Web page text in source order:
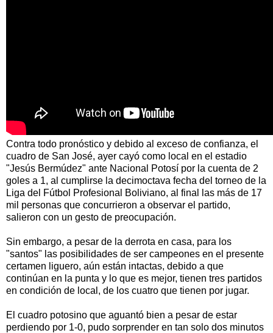
Contra todo pronóstico y debido al exceso de confianza, el
cuadro de San José, ayer cayó como local en el estadio
"Jesús Bermúdez" ante Nacional Potosí por la cuenta de 2
goles a 1, al cumplirse la decimoctava fecha del torneo de la
Liga del Fútbol Profesional Boliviano, al final las más de 17
mil personas que concurrieron a observar el partido,
salieron con un gesto de preocupación.
Sin embargo, a pesar de la derrota en casa, para los
"santos" las posibilidades de ser campeones en el presente
certamen liguero, aún están intactas, debido a que
continúan en la punta y lo que es mejor, tienen tres partidos
en condición de local, de los cuatro que tienen por jugar.
El cuadro potosino que aguantó bien a pesar de estar
perdiendo por 1-0, pudo sorprender en tan solo dos minutos